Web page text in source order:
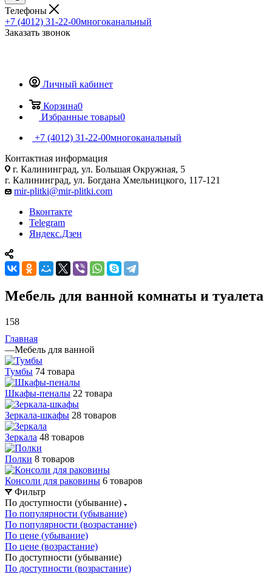
Телефоны
+7 (4012) 31-22-00многоканальный
Заказать звонок
Личный кабинет
Корзина0
Избранные товары0
+7 (4012) 31-22-00многоканальный
Контактная информация
г. Калининград, ул. Большая Окружная, 5
г. Калининград, ул. Богдана Хмельницкого, 117-121
mir-plitki@mir-plitki.com
Вконтакте
Telegram
Яндекс.Дзен
Мебель для ванной комнаты и туалета
158
Главная
—Мебель для ванной
Тумбы 74 товара
Шкафы-пеналы 22 товара
Зеркала-шкафы 28 товаров
Зеркала 48 товаров
Полки 8 товаров
Консоли для раковины 6 товаров
Фильтр
По доступности (убывание)
По популярности (убывание)
По популярности (возрастание)
По цене (убывание)
По цене (возрастание)
По доступности (убывание)
По доступности (возрастание)